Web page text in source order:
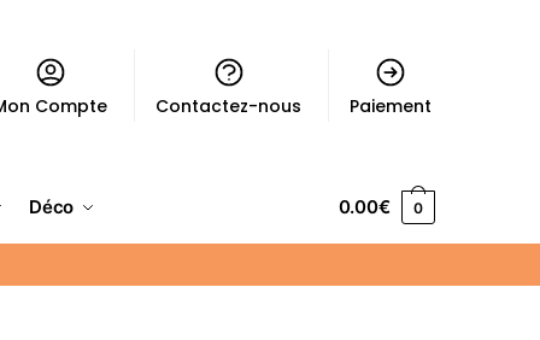
Compte Contactez-nous Paiement
Déco 0.00€ 0